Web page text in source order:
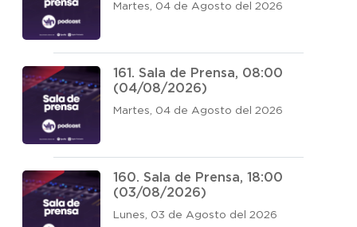
Martes, 04 de Agosto del 2026
161. Sala de Prensa, 08:00
(04/08/2026)
Martes, 04 de Agosto del 2026
160. Sala de Prensa, 18:00
(03/08/2026)
Lunes, 03 de Agosto del 2026